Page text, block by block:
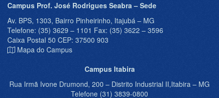
Campus Prof. José Rodrigues Seabra – Sede
Av. BPS, 1303, Bairro Pinheirinho, Itajubá – MG
Telefone: (35) 3629 – 1101 Fax: (35) 3622 – 3596
Caixa Postal 50 CEP: 37500 903
Mapa do Campus
Campus Itabira
Rua Irmã Ivone Drumond, 200 – Distrito Industrial II,Itabira – MG
Telefone (31) 3839-0800